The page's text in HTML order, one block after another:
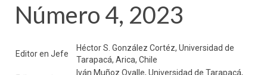
Número 4, 2023
Editor en Jefe
Héctor S. González Cortéz, Universidad de
Tarapacá, Arica, Chile
Iván Muñoz Ovalle, Universidad de Tarapacá,